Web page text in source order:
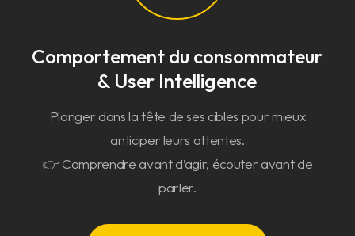
Comportement du consommateur
& User Intelligence
Plonger dans la tête de ses cibles pour mieux
anticiper leurs attentes.
👉 Comprendre avant d’agir, écouter avant de
parler.